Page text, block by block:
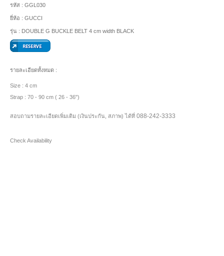
รหัส : GGL030
ยี่ห้อ : GUCCI
รุ่น : DOUBLE G BUCKLE BELT 4 cm width BLACK
รายละเอียดทั้งหมด :
Size : 4 cm
Strap : 70 - 90 cm ( 26 - 36")
สอบถามรายละเอียดเพิ่มเติม (เงินประกัน, สภาพ) ได้ที่ 088-242-3333
Check Availability